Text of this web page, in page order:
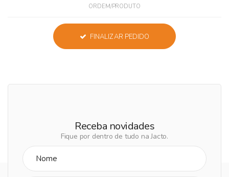
ORDEM/PRODUTO
FINALIZAR PEDIDO
Receba novidades
Fique por dentro de tudo na Jacto.